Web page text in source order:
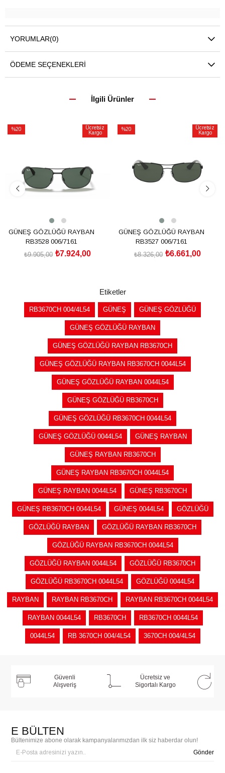
YORUMLAR(0)
ÖDEME SEÇENEKLERI
İlgili Ürünler
%20
Ücretsiz
Kargo
GÜNEŞ GÖZLÜĞÜ RAYBAN
RB3528 006/7161
₺7.924,00
₺9.905,00
%20
Ücretsiz
Kargo
GÜNEŞ GÖZLÜĞÜ RAYBAN
RB3527 006/7161
₺6.661,00
₺8.326,00
Etiketler
RB3670CH 004/4L54 GÜNEŞ GÜNEŞ GÖZLÜĞÜ
GÜNEŞ GÖZLÜĞÜ RAYBAN
GÜNEŞ GÖZLÜĞÜ RAYBAN RB3670CH
GÜNEŞ GÖZLÜĞÜ RAYBAN RB3670CH 0044L54
GÜNEŞ GÖZLÜĞÜ RAYBAN 0044L54
GÜNEŞ GÖZLÜĞÜ RB3670CH
GÜNEŞ GÖZLÜĞÜ RB3670CH 0044L54
GÜNEŞ GÖZLÜĞÜ 0044L54 GÜNEŞ RAYBAN
GÜNEŞ RAYBAN RB3670CH
GÜNEŞ RAYBAN RB3670CH 0044L54
GÜNEŞ RAYBAN 0044L54 GÜNEŞ RB3670CH
GÜNEŞ RB3670CH 0044L54 GÜNEŞ 0044L54 GÖZLÜĞÜ
GÖZLÜĞÜ RAYBAN GÖZLÜĞÜ RAYBAN RB3670CH
GÖZLÜĞÜ RAYBAN RB3670CH 0044L54
GÖZLÜĞÜ RAYBAN 0044L54 GÖZLÜĞÜ RB3670CH
GÖZLÜĞÜ RB3670CH 0044L54 GÖZLÜĞÜ 0044L54
RAYBAN RAYBAN RB3670CH RAYBAN RB3670CH 0044L54
RAYBAN 0044L54 RB3670CH RB3670CH 0044L54
0044L54 RB 3670CH 004/4L54 3670CH 004/4L54
Güvenli
Alışveriş
Ücretsiz ve
Sigortalı Kargo
E BÜLTEN
Bültenimize abone olarak kampanyalarımızdan ilk siz haberdar olun!
Gönder